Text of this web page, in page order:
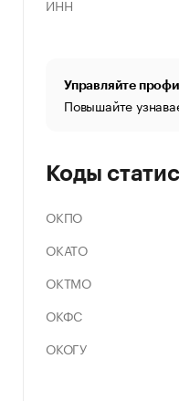
ИНН
Управляйте
Повышайте
Коды
ОКПО
ОКАТО
ОКТМО
ОКФС
ОКОГУ